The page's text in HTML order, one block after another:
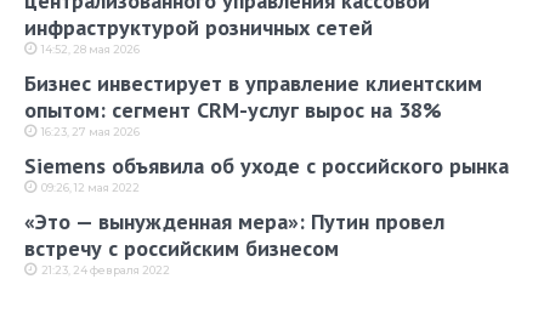
инфраструктурой розничных сетей
14:52, 28 мая 2026
Бизнес инвестирует в управление клиентским
опытом: сегмент CRM-услуг вырос на 38%
16:23, 27 мая 2026
Siemens объявила об уходе с российского рынка
09:26, 12 мая 2022
«Это — вынужденная мера»: Путин провел
встречу с российским бизнесом
21:23, 24 февраля 2022